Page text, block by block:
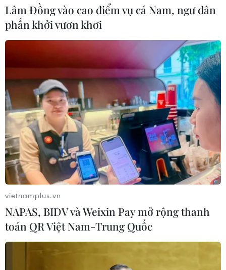
Thời tiết miền Bắc sẽ ảnh
hưởng ra sao khi bão số 3 Kujira đi
vào Biển Đông?
05/08/2026 04:56
Áp thấp nhiệt đới mạnh lên thành
bão số 3, vùng ven biển không bị ảnh
hưởng
05/08/2026 01:41
Mưa lũ, sạt lở tại Sri Lanka khiến 5
người thiệt mạng
Thời tiết ngày 5/8: Bắc Bộ tiếp tục
mưa lớn, nguy cơ lũ quét và sạt lở đất
Lâm Đồng vào cao điểm vụ cá Nam, ngư dân
phấn khởi vươn khơi
vietnamplus.vn
NAPAS, BIDV và Weixin Pay mở rộng thanh
toán QR Việt Nam-Trung Quốc